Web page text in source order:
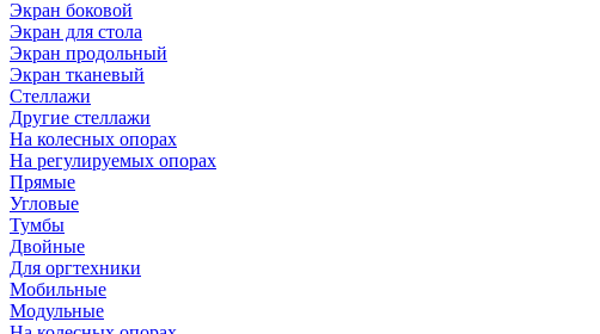
Экран боковой
Экран для стола
Экран продольный
Экран тканевый
Стеллажи
Другие стеллажи
На колесных опорах
На регулируемых опорах
Прямые
Угловые
Тумбы
Двойные
Для оргтехники
Мобильные
Модульные